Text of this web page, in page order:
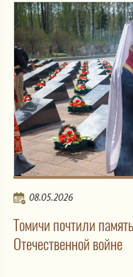
08.05.2026
Томичи почтили
Отечественной войне